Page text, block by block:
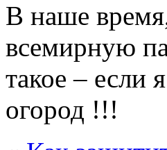
В наше
всемирную
такое – если
огород !!!